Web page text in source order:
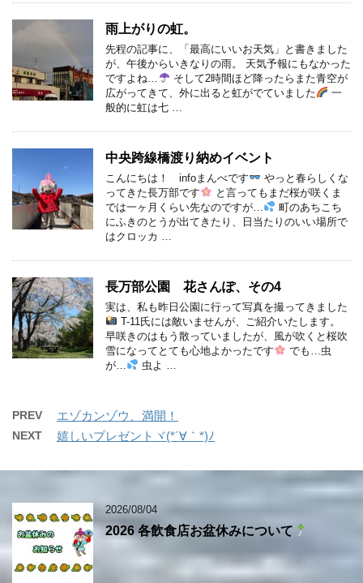
雨上がりの虹。
先程の記事に、「最高にいいお天気」と書きました
が、午後からいきなりの雨。 天気予報にもなかった
ですよね…
そして2時間ほど降ったらまた青空が
広がってきて、外に出ると虹がでていました
一
般的に虹は七 …
中央跨線橋渡り納めイベント
こんにちは！ infoまんべです
やっと春らしくな
ってきた長万部です
と言ってもまだ桜が咲くま
では一ヶ月くらい先なのですが…
町のあちこち
にふきのとうが出てきたり、日当たりのいい場所で
はクロッカ …
長万部公園 花さんぽ、その4
実は、私も昨日公園に行って写真を撮ってきました
T-11氏には敵いませんが、ご紹介いたします。
早咲きのはもう散っていましたが、風が吹くと桜吹
雪になってとても心地よかったです
でも…虫
が…
虫よ …
PREV エゾカンゾウ、満開！
NEXT 嬉しいプレゼントヾ(*´∀｀*)ﾉ
2026/08/04
2026 各飲食店お盆休みについて